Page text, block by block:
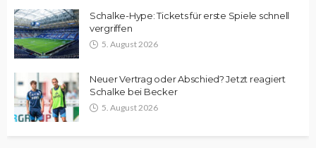
Schalke-Hype: Tickets für erste Spiele schnell
vergriffen
5. August 2026
Neuer Vertrag oder Abschied? Jetzt reagiert
Schalke bei Becker
5. August 2026